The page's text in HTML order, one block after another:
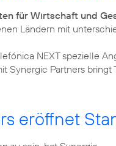
für Wirtschaft und
Ländern mit
NEXT spezielle
Synergic Partners bringt
eröffnet